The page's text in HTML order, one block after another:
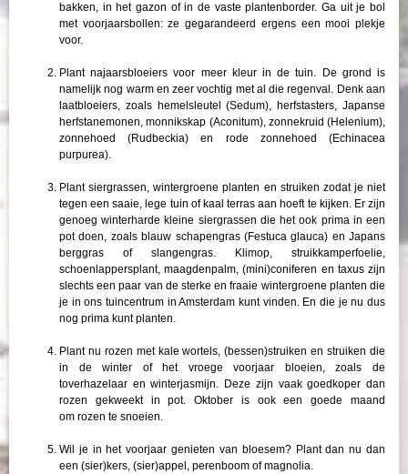
bakken, in het gazon of in de vaste plantenborder. Ga uit je bol
met voorjaarsbollen: ze gegarandeerd ergens een mooi plekje
voor.
Plant najaarsbloeiers voor meer kleur in de tuin. De grond is
namelijk nog warm en zeer vochtig met al die regenval. Denk aan
laatbloeiers, zoals hemelsleutel (Sedum), herfstasters, Japanse
herfstanemonen, monnikskap (Aconitum), zonnekruid (Helenium),
zonnehoed (Rudbeckia) en rode zonnehoed (Echinacea
purpurea).
Plant siergrassen, wintergroene planten en struiken zodat je niet
tegen een saaie, lege tuin of kaal terras aan hoeft te kijken. Er zijn
genoeg winterharde kleine siergrassen die het ook prima in een
pot doen, zoals blauw schapengras (Festuca glauca) en Japans
berggras of slangengras. Klimop, struikkamperfoelie,
schoenlappersplant, maagdenpalm, (mini)coniferen en taxus zijn
slechts een paar van de sterke en fraaie wintergroene planten die
je in ons tuincentrum in Amsterdam kunt vinden. En die je nu dus
nog prima kunt planten.
Plant nu rozen met kale wortels, (bessen)struiken en struiken die
in de winter of het vroege voorjaar bloeien, zoals de
toverhazelaar en winterjasmijn. Deze zijn vaak goedkoper dan
rozen gekweekt in pot. Oktober is ook een goede maand
om rozen te snoeien.
Wil je in het voorjaar genieten van bloesem? Plant dan nu dan
een (sier)kers, (sier)appel, perenboom of magnolia.